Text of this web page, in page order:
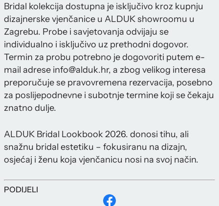
Bridal kolekcija dostupna je isključivo kroz kupnju
dizajnerske vjenčanice u ALDUK showroomu u
Zagrebu. Probe i savjetovanja odvijaju se
individualno i isključivo uz prethodni dogovor.
Termin za probu potrebno je dogovoriti putem e-
mail adrese info@alduk.hr, a zbog velikog interesa
preporučuje se pravovremena rezervacija, posebno
za poslijepodnevne i subotnje termine koji se čekaju
znatno dulje.
ALDUK Bridal Lookbook 2026. donosi tihu, ali
snažnu bridal estetiku – fokusiranu na dizajn,
osjećaj i ženu koja vjenčanicu nosi na svoj način.
PODIJELI